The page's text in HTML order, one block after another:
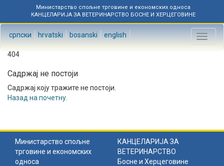
Министарство спољне трговине и економских односа
КАНЦЕЛАРИЈА ЗА ВЕТЕРИНАРСТВО БОСНЕ И ХЕРЦЕГОВИНЕ
српски hrvatski bosanski english
Toggle
404
Садржај не постоји
Садржај коју тражите не постоји.
Назад на почетну
Министарство спољне
трговине и економских
односа
КАНЦЕЛАРИЈА ЗА
ВЕТЕРИНАРСТВО
Босне и Херцеговине